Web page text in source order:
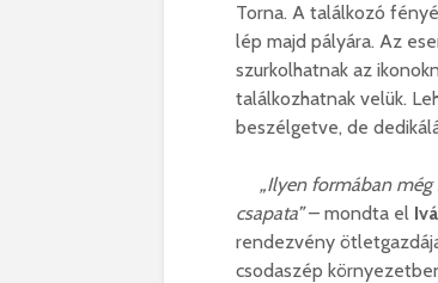
Torna. A találkozó
lép majd pályára. Az
szurkolhatnak az
találkozhatnak velük.
beszélgetve, de
„Ilyen formában még
csapata”– mondta el
rendezvény
csodaszép